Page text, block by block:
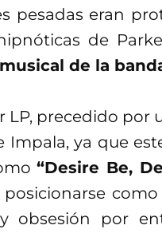
pesadas eran
de
de la
LP, precedido por
Impala, ya que
“Desire Be,
posicionarse
obsesión por